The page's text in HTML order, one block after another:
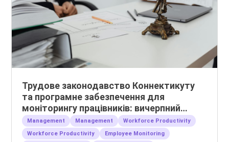
Трудове законодавство Коннектикуту
та програмне забезпечення для
моніторингу працівників: вичерпний
посібник для роботодавців
Management Management
Workforce Productivity
Workforce Productivity
Employee Monitoring